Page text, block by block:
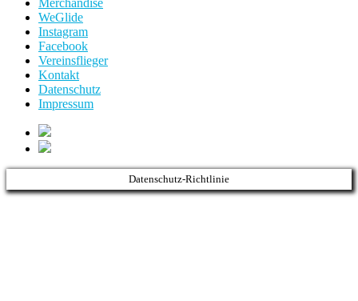
Merchandise
WeGlide
Instagram
Facebook
Vereinsflieger
Kontakt
Datenschutz
Impressum
Datenschutz-Richtlinie